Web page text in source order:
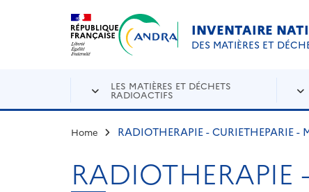
Aller au contenu principal
INVENTAIRE
DES MATIÈRES ET
LES MATIÈRES ET DÉCHETS
RADIOACTIFS
Home RADIOTHERAPIE - CURIETHEPARIE -
RADIOTHERAPIE